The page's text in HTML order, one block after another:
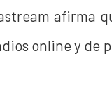
afirma
online y de